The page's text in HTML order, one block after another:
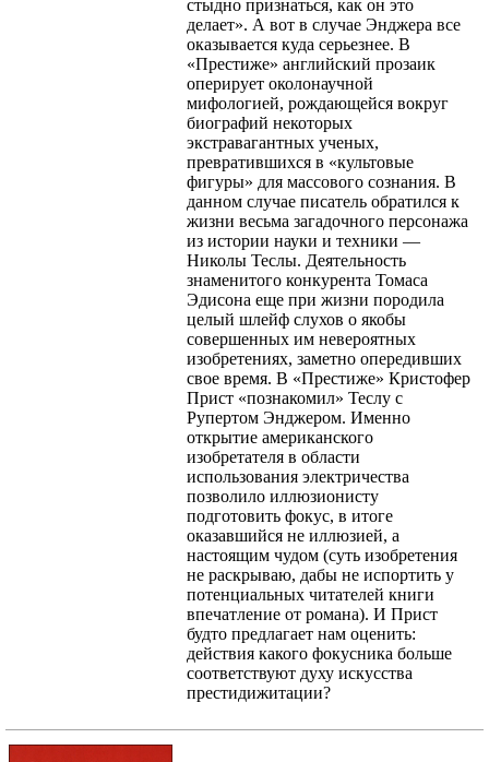
стыдно признаться, как он это
делает». А вот в случае Энджера все
оказывается куда серьезнее. В
«Престиже» английский прозаик
оперирует околонаучной
мифологией, рождающейся вокруг
биографий некоторых
экстравагантных ученых,
превратившихся в «культовые
фигуры» для массового сознания. В
данном случае писатель обратился к
жизни весьма загадочного персонажа
из истории науки и техники —
Николы Теслы. Деятельность
знаменитого конкурента Томаса
Эдисона еще при жизни породила
целый шлейф слухов о якобы
совершенных им невероятных
изобретениях, заметно опередивших
свое время. В «Престиже» Кристофер
Прист «познакомил» Теслу с
Рупертом Энджером. Именно
открытие американского
изобретателя в области
использования электричества
позволило иллюзионисту
подготовить фокус, в итоге
оказавшийся не иллюзией, а
настоящим чудом (суть изобретения
не раскрываю, дабы не испортить у
потенциальных читателей книги
впечатление от романа). И Прист
будто предлагает нам оценить:
действия какого фокусника больше
соответствуют духу искусства
престидижитации?